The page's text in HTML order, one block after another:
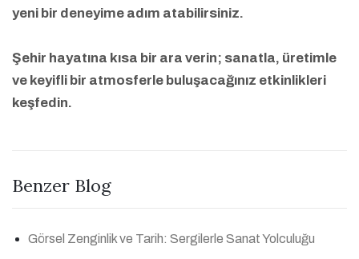
yeni bir deneyime adım atabilirsiniz.
Şehir hayatına kısa bir ara verin; sanatla, üretimle
ve keyifli bir atmosferle buluşacağınız etkinlikleri
keşfedin.
Benzer Blog
Görsel Zenginlik ve Tarih: Sergilerle Sanat Yolculuğu